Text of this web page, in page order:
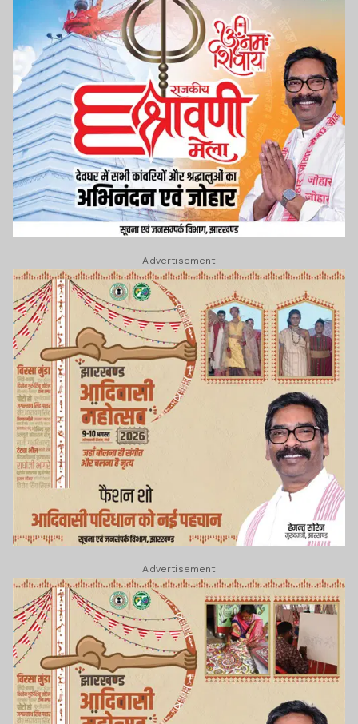
Advertisement
Advertisement